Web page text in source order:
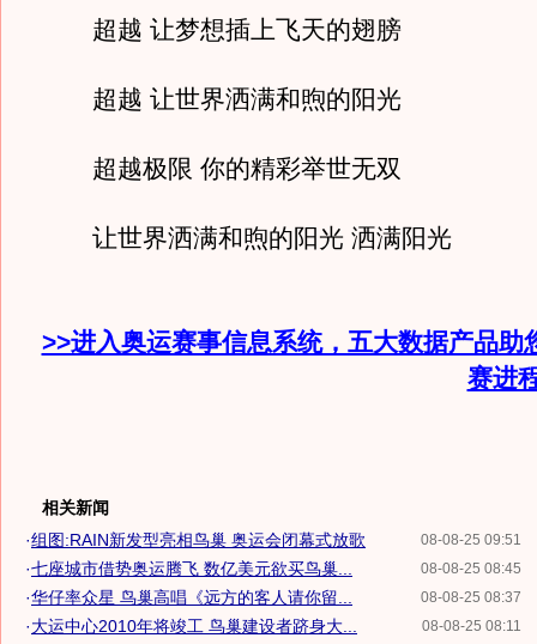
超越 让梦想插上飞天的翅膀
超越 让世界洒满和煦的阳光
超越极限 你的精彩举世无双
让世界洒满和煦的阳光 洒满阳光
>>进入奥运赛事信息系统，五大数据产品助
赛进
相关新闻
08-08-25 09:51
·组图:RAIN新发型亮相鸟巢 奥运会闭幕式放歌
08-08-25 08:45
·七座城市借势奥运腾飞 数亿美元欲买鸟巢...
08-08-25 08:37
·华仔率众星 鸟巢高唱《远方的客人请你留...
08-08-25 08:11
·大运中心2010年将竣工 鸟巢建设者跻身大...